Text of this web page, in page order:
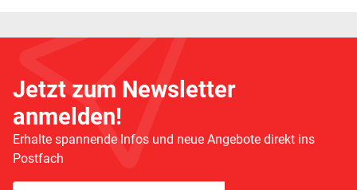
Jetzt zum Newsletter
anmelden!
Erhalte spannende Infos und neue Angebote direkt ins
Postfach